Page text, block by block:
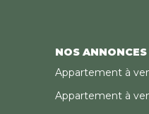
NOS ANNONCES
Appartement à
Appartement à